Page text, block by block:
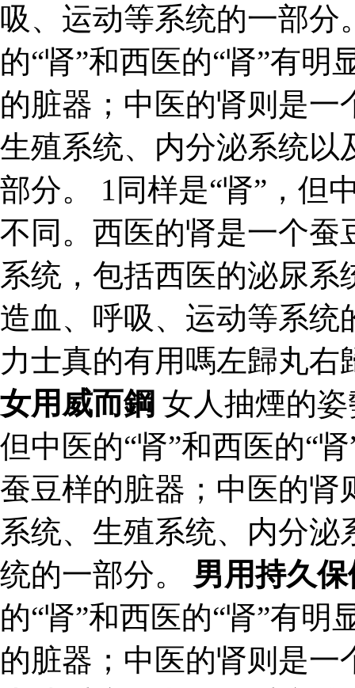
吸、运动等系统的一部分
的“肾”和西医的“肾”有
的脏器；中医的肾则是
生殖系统、内分泌系统以
部分。 1同样是“肾”，但
不同。西医的肾是一个蚕
系统，包括西医的泌尿
造血、呼吸、运动等系
力士真的有用嗎左歸丸
女用威而鋼 女人抽煙的
但中医的“肾”和西医的“
蚕豆样的脏器；中医的肾
系统、生殖系统、内分
统的一部分。 男用持久
的“肾”和西医的“肾”有
的脏器；中医的肾则是